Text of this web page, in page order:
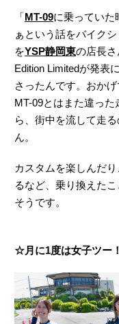
「MT-09に乗っていた
ぁという話をバイク
をYSP静岡東の店長
Edition Limitedが発表
さったんです。おか
MT-09とはまた違っ
ら、街中を流して走
ん。
カスタムを楽しんだ
るなど、乗り換えた
そうです。
☆月に1度は女子ツー！